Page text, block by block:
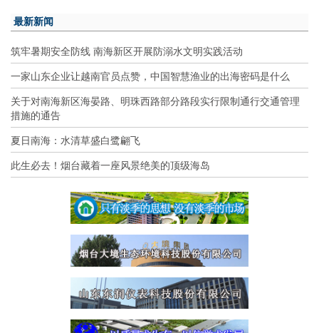
最新新闻
筑牢暑期安全防线 南海新区开展防溺水文明实践活动
一家山东企业让越南官员点赞，中国智慧渔业的出海密码是什么
关于对南海新区海晏路、明珠西路部分路段实行限制通行交通管理
措施的通告
夏日南海：水清草盛白鹭翩飞
此生必去！烟台藏着一座风景绝美的顶级海岛